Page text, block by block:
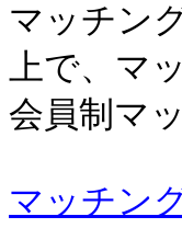
マッチン
上で、マ
会員制マ
マッチン